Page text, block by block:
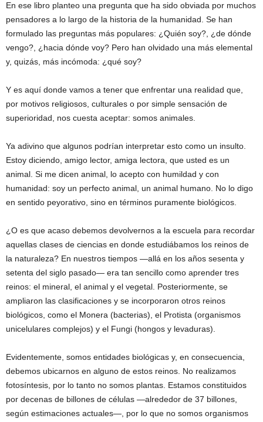
En ese libro planteo una pregunta que ha sido obviada por muchos
pensadores a lo largo de la historia de la humanidad. Se han
formulado las preguntas más populares: ¿Quién soy?, ¿de dónde
vengo?, ¿hacia dónde voy? Pero han olvidado una más elemental
y, quizás, más incómoda: ¿qué soy?
Y es aquí donde vamos a tener que enfrentar una realidad que,
por motivos religiosos, culturales o por simple sensación de
superioridad, nos cuesta aceptar: somos animales.
Ya adivino que algunos podrían interpretar esto como un insulto.
Estoy diciendo, amigo lector, amiga lectora, que usted es un
animal. Si me dicen animal, lo acepto con humildad y con
humanidad: soy un perfecto animal, un animal humano. No lo digo
en sentido peyorativo, sino en términos puramente biológicos.
¿O es que acaso debemos devolvernos a la escuela para recordar
aquellas clases de ciencias en donde estudiábamos los reinos de
la naturaleza? En nuestros tiempos —allá en los años sesenta y
setenta del siglo pasado— era tan sencillo como aprender tres
reinos: el mineral, el animal y el vegetal. Posteriormente, se
ampliaron las clasificaciones y se incorporaron otros reinos
biológicos, como el Monera (bacterias), el Protista (organismos
unicelulares complejos) y el Fungi (hongos y levaduras).
Evidentemente, somos entidades biológicas y, en consecuencia,
debemos ubicarnos en alguno de estos reinos. No realizamos
fotosíntesis, por lo tanto no somos plantas. Estamos constituidos
por decenas de billones de células —alrededor de 37 billones,
según estimaciones actuales—, por lo que no somos organismos